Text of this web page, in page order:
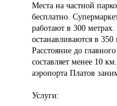
Места на частной
бесплатно.
работают в 300
останавливаются в
Расстояние до
составляет менее 10
аэропорта Платов
Услуги: